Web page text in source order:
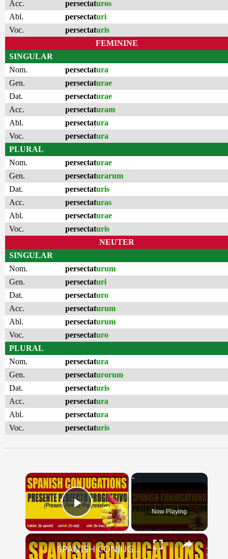
Acc.
persectaturos
Abl.
persectaturi
Voc.
persectaturis
FEMININE
SINGULAR
Nom.
persectatura
Gen.
persectaturae
Dat.
persectaturae
Acc.
persectaturam
Abl.
persectatura
Voc.
persectatura
PLURAL
Nom.
persectaturae
Gen.
persectaturarum
Dat.
persectaturis
Acc.
persectaturas
Abl.
persectaturae
Voc.
persectaturis
NEUTER
SINGULAR
Nom.
persectaturum
Gen.
persectaturi
Dat.
persectaturo
Acc.
persectaturum
Abl.
persectaturum
Voc.
persectaturo
PLURAL
Nom.
persectatura
Gen.
persectaturorum
Dat.
persectaturis
Acc.
persectatura
Abl.
persectatura
Voc.
persectaturis
×
Play Video Now Playing
×
SPANISH CONJUGATIONS: Present Perfect Progressive (Presente Perfecto Progresivo)